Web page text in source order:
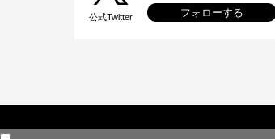
公式Twitter フォローする